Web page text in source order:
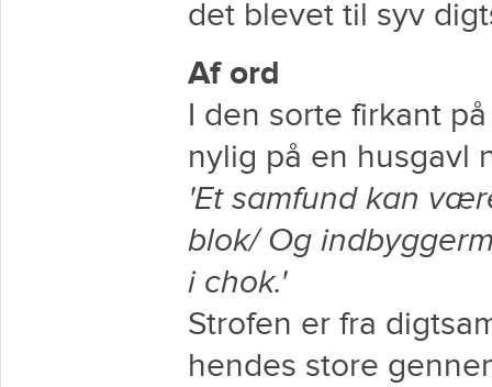
det blevet til syv
Af ord
I den sorte firkant
nylig på en husgavl
'Et samfund kan
blok/ Og
i chok.'
Strofen er fra
hendes store